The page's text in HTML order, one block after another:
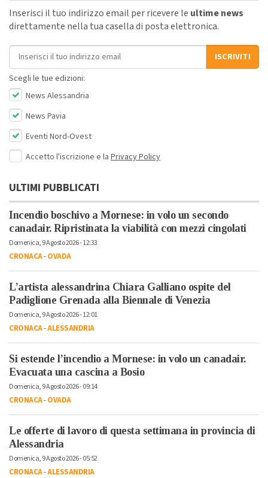
Inserisci il tuo indirizzo email per ricevere le ultime news
direttamente nella tua casella di posta elettronica.
Indirizzo email
ISCRIVITI
Scegli le tue edizioni:
News Alessandria
News Pavia
Eventi Nord-Ovest
Accetto l'iscrizione e la Privacy Policy
ULTIMI PUBBLICATI
Incendio boschivo a Mornese: in volo un secondo
canadair. Ripristinata la viabilità con mezzi cingolati
Domenica, 9 Agosto 2026 - 12:33
CRONACA-OVADA
L’artista alessandrina Chiara Galliano ospite del
Padiglione Grenada alla Biennale di Venezia
Domenica, 9 Agosto 2026 - 12:01
CRONACA-ALESSANDRIA
Si estende l’incendio a Mornese: in volo un canadair.
Evacuata una cascina a Bosio
Domenica, 9 Agosto 2026 - 09:14
CRONACA-OVADA
Le offerte di lavoro di questa settimana in provincia di
Alessandria
Domenica, 9 Agosto 2026 - 05:52
CRONACA-ALESSANDRIA